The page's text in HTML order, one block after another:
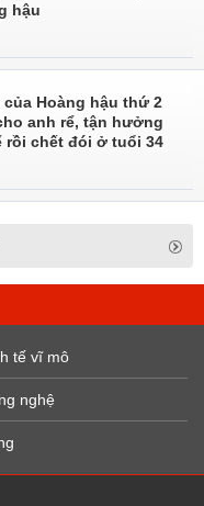
hậu
Hoàng hậu thứ 2
anh rể, tận hưởng
rồi chết đói ở tuổi 34
tế vĩ mô
nghệ